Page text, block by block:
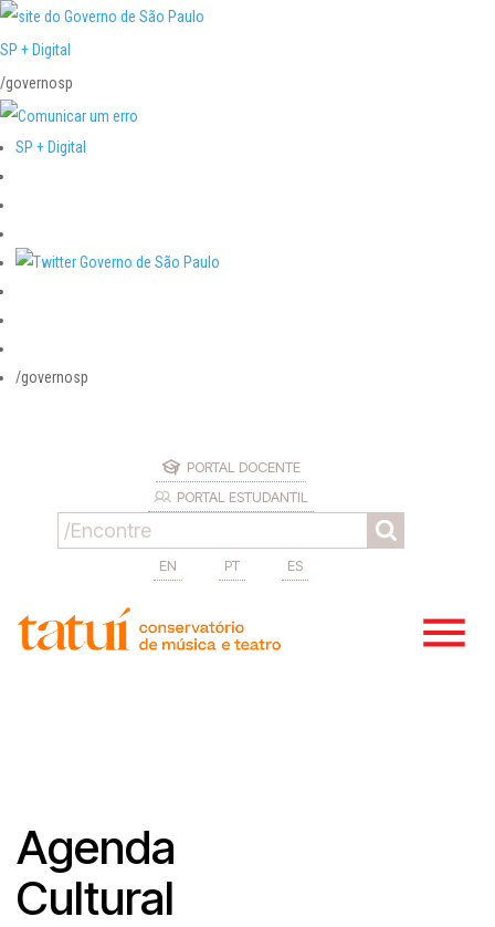
SP + Digital
/governosp
SP + Digital
/governosp
PORTAL DOCENTE
PORTAL ESTUDANTIL
EN PT ES
Agenda
Cultural